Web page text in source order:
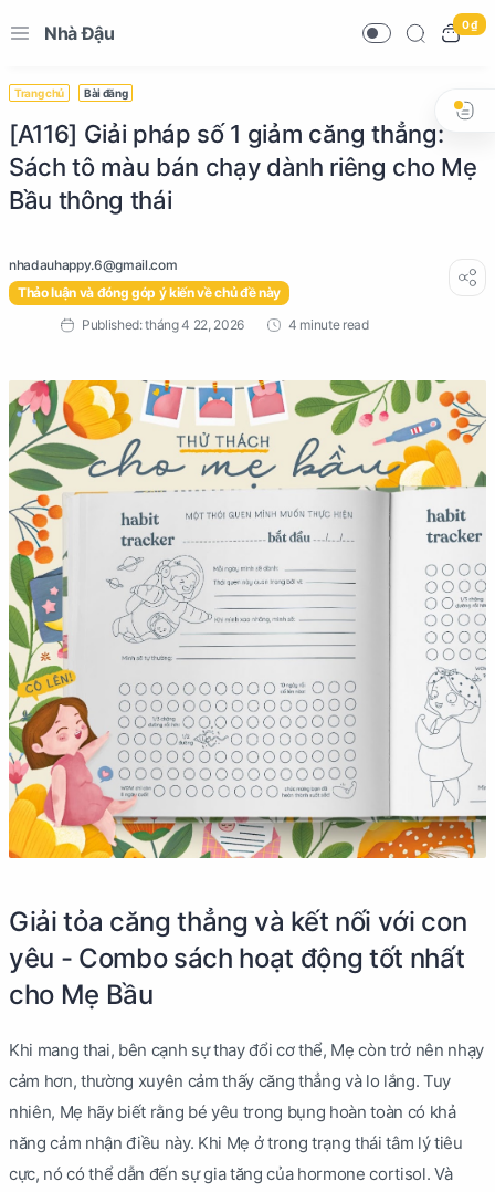
Nhà Đậu 0 ₫
Trang chủ Bài đăng
[A116] Giải pháp số 1 giảm căng thẳng:
Sách tô màu bán chạy dành riêng cho Mẹ
Bầu thông thái
Thảo luận và đóng góp ý kiến về chủ đề này
4 minute read
Giải tỏa căng thẳng và kết nối với con
yêu - Combo sách hoạt động tốt nhất
cho Mẹ Bầu
Khi mang thai, bên cạnh sự thay đổi cơ thể, Mẹ còn trở nên nhạy
cảm hơn, thường xuyên cảm thấy căng thẳng và lo lắng. Tuy
nhiên, Mẹ hãy biết rằng bé yêu trong bụng hoàn toàn có khả
năng cảm nhận điều này. Khi Mẹ ở trong trạng thái tâm lý tiêu
cực, nó có thể dẫn đến sự gia tăng của hormone cortisol. Và